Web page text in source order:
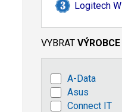
Logitech
VYBRAT VÝROBCE
A-Data
Asus
Connect IT